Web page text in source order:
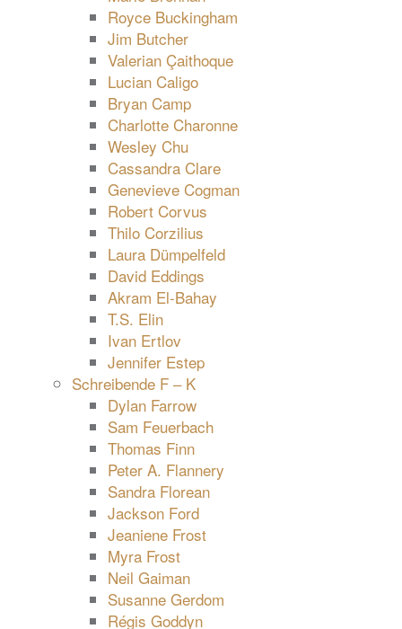
Royce Buckingham
Jim Butcher
Valerian Çaithoque
Lucian Caligo
Bryan Camp
Charlotte Charonne
Wesley Chu
Cassandra Clare
Genevieve Cogman
Robert Corvus
Thilo Corzilius
Laura Dümpelfeld
David Eddings
Akram El-Bahay
T.S. Elin
Ivan Ertlov
Jennifer Estep
Schreibende F – K
Dylan Farrow
Sam Feuerbach
Thomas Finn
Peter A. Flannery
Sandra Florean
Jackson Ford
Jeaniene Frost
Myra Frost
Neil Gaiman
Susanne Gerdom
Régis Goddyn